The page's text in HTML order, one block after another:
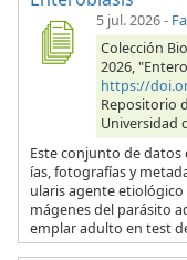
5 jul. 2026-
Colección
2026,
https://
Repositorio
Universidad
Este conjunto de
ías, fotografías y
ularis agente etiológico
mágenes del parásito
emplar adulto en test